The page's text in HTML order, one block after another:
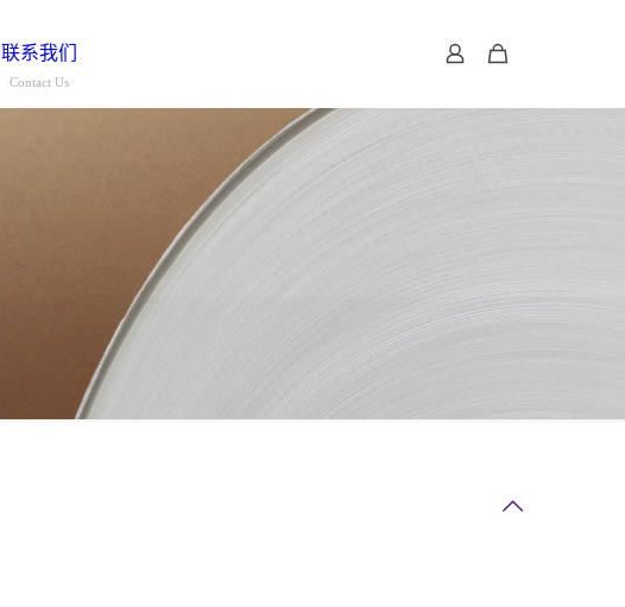
联系我们
Contact Us